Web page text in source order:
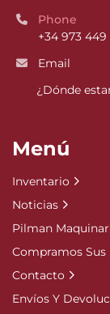
Phone
+34 973 449
Email
¿Dónde
Menú
Inventario
Noticias
Pilman
Compramos Sus
Contacto
Envíos Y